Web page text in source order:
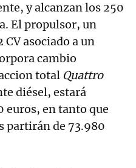
y alcanzan los 250
El propulsor, un
CV asociado a un
cambio
total Quattro
diésel, estará
euros, en tanto que
partirán de 73.980